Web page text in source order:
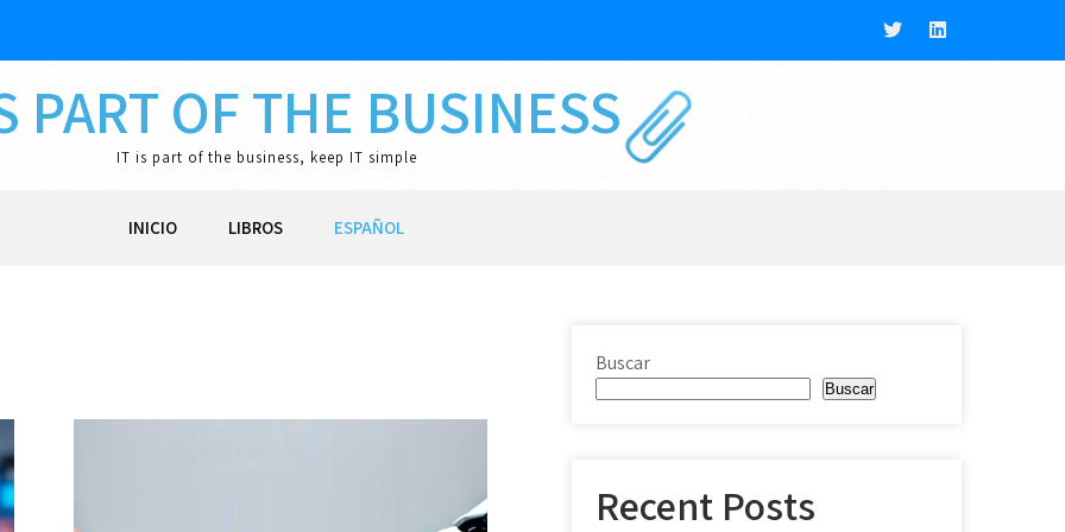
PART OF THE BUSINESS
IT is part of the business, keep IT simple
INICIO LIBROS ESPAÑOL
Buscar
Buscar
Recent Posts